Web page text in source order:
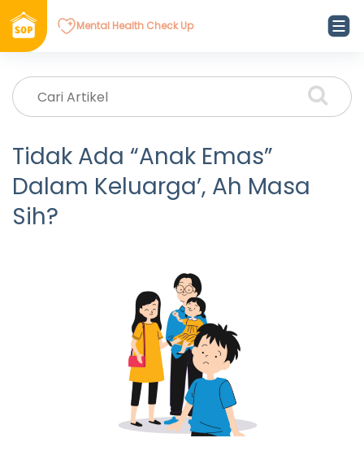
Mental Health Check Up
Tidak Ada “Anak Emas”
Dalam Keluarga’, Ah Masa
Sih?